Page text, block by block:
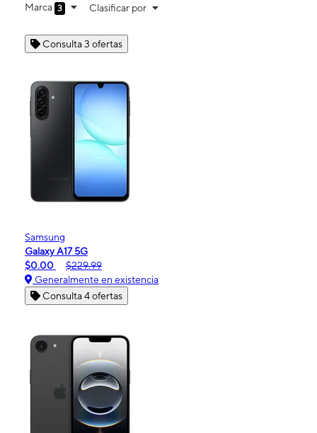
Marca 3 Clasificar por
Consulta 3 ofertas
Samsung
Galaxy A17 5G
$0.00
$229.99
Generalmente en existencia
Consulta 4 ofertas